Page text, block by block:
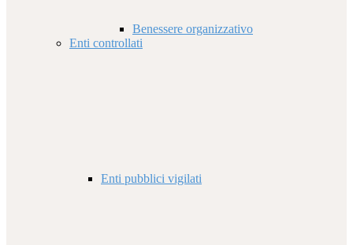
Benessere organizzativo
Enti controllati
Enti pubblici vigilati